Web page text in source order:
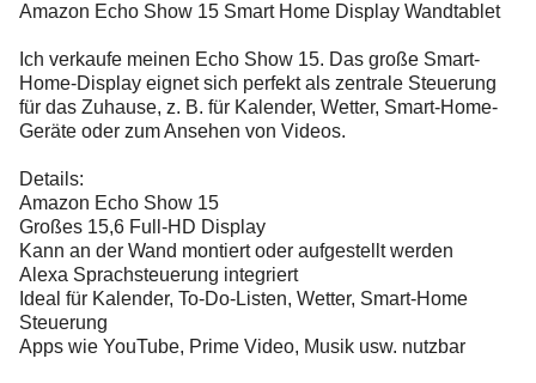
Amazon Echo Show 15 Smart Home Display Wandtablet
Ich verkaufe meinen Echo Show 15. Das große Smart-
Home-Display eignet sich perfekt als zentrale Steuerung
für das Zuhause, z. B. für Kalender, Wetter, Smart-Home-
Geräte oder zum Ansehen von Videos.
Details:
Amazon Echo Show 15
Großes 15,6 Full-HD Display
Kann an der Wand montiert oder aufgestellt werden
Alexa Sprachsteuerung integriert
Ideal für Kalender, To-Do-Listen, Wetter, Smart-Home
Steuerung
Apps wie YouTube, Prime Video, Musik usw. nutzbar